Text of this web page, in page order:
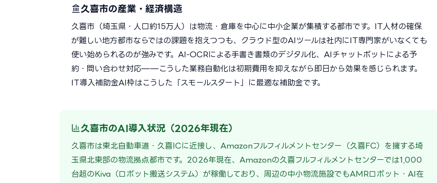
久喜市の産業・経済構造
久喜市（埼玉県・人口約15万人）は物流・倉庫を中心に中小企業が集積する都市です。IT人材の確保
が難しい地方都市ならではの課題を抱えつつも、クラウド型のAIツールは社内にIT専門家がいなくても
使い始められるのが強みです。AI-OCRによる手書き書類のデジタル化、AIチャットボットによる予
約・問い合わせ対応——こうした業務自動化は初期費用を抑えながら即日から効果を感じられます。
IT導入補助金AI枠はこうした「スモールスタート」に最適な補助金です。
久喜市のAI導入状況（2026年現在）
久喜市は東北自動車道・久喜ICに近接し、Amazonフルフィルメントセンター（久喜FC）を擁する埼
玉県北東部の物流拠点都市です。2026年現在、Amazonの久喜フルフィルメントセンターでは1,000
台超のKiva（ロボット搬送システム）が稼働しており、周辺の中小物流施設でもAMRロボット・AI在